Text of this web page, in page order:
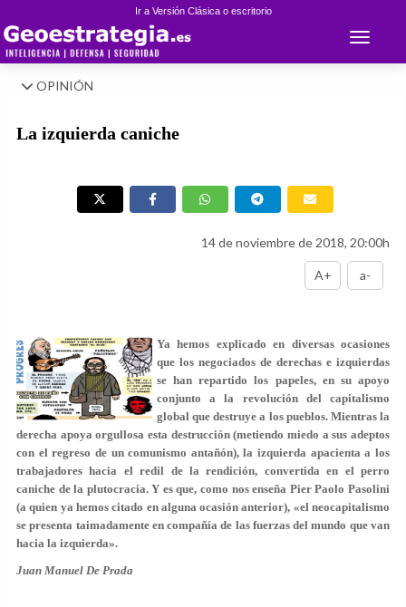
Ir a Versión Clásica o escritorio
Toggle
OPINIÓN
La izquierda caniche
14 de noviembre de 2018, 20:00h
A+ a-
Ya hemos explicado en diversas ocasiones
que los negociados de derechas e izquierdas
se han repartido los papeles, en su apoyo
conjunto a la revolución del capitalismo
global que destruye a los pueblos. Mientras la
derecha apoya orgullosa esta destrucción (metiendo miedo a sus adeptos
con el regreso de un comunismo antañón), la izquierda apacienta a los
trabajadores hacia el redil de la rendición, convertida en el perro
caniche de la plutocracia. Y es que, como nos enseña Pier Paolo Pasolini
(a quien ya hemos citado en alguna ocasión anterior), «el neocapitalismo
se presenta taimadamente en compañía de las fuerzas del mundo que van
hacia la izquierda».
Juan Manuel De Prada